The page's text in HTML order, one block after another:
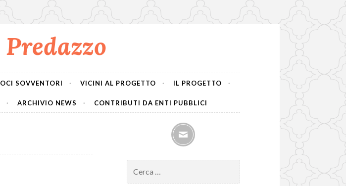
SOVVENTORI VICINI AL PROGETTO IL PROGETTO
ARCHIVIO NEWS CONTRIBUTI DA ENTI PUBBLICI
per: